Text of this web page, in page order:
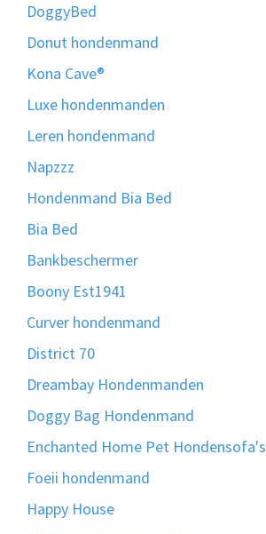
DoggyBed
Donut hondenmand
Kona Cave®
Luxe hondenmanden
Leren hondenmand
Napzzz
Hondenmand Bia Bed
Bia Bed
Bankbeschermer
Boony Est1941
Curver hondenmand
District 70
Dreambay Hondenmanden
Doggy Bag Hondenmand
Enchanted Home Pet Hondensofa's
Foeii hondenmand
Happy House